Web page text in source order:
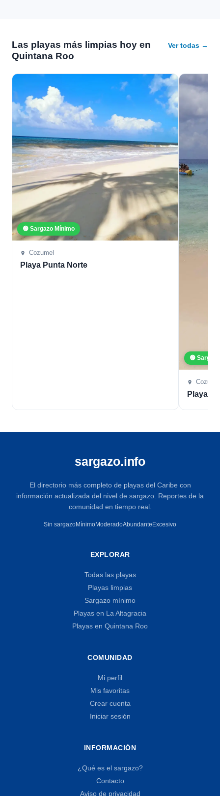
Las playas más limpias hoy en
Quintana Roo
Ver todas →
🟢 Sargazo Mínimo
Cozumel
Playa Punta Norte
🟢
Playa
sargazo.info
El directorio más completo de playas del Caribe con
información actualizada del nivel de sargazo. Reportes de la
comunidad en tiempo real.
Sin sargazoMínimoModeradoAbundante Excesivo
EXPLORAR
Todas las playas
Playas limpias
Sargazo mínimo
Playas en La Altagracia
Playas en Quintana Roo
COMUNIDAD
Mi perfil
Mis favoritas
Crear cuenta
Iniciar sesión
INFORMACIÓN
¿Qué es el sargazo?
Contacto
Aviso de privacidad